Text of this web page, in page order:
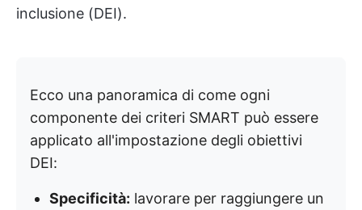
inclusione (DEI).
Ecco una panoramica di come ogni
componente dei criteri SMART può essere
applicato all'impostazione degli obiettivi
DEI:
Specificità: lavorare per raggiungere un